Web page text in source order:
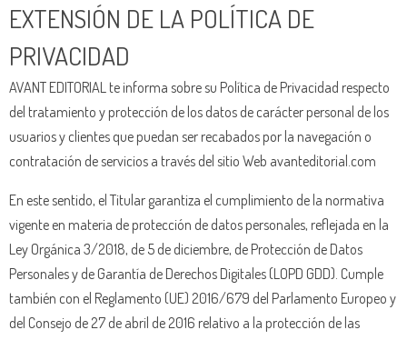
EXTENSIÓN DE LA POLÍTICA DE
PRIVACIDAD
AVANT EDITORIAL te informa sobre su Política de Privacidad respecto
del tratamiento y protección de los datos de carácter personal de los
usuarios y clientes que puedan ser recabados por la navegación o
contratación de servicios a través del sitio Web avanteditorial.com
En este sentido, el Titular garantiza el cumplimiento de la normativa
vigente en materia de protección de datos personales, reflejada en la
Ley Orgánica 3/2018, de 5 de diciembre, de Protección de Datos
Personales y de Garantía de Derechos Digitales (LOPD GDD). Cumple
también con el Reglamento (UE) 2016/679 del Parlamento Europeo y
del Consejo de 27 de abril de 2016 relativo a la protección de las